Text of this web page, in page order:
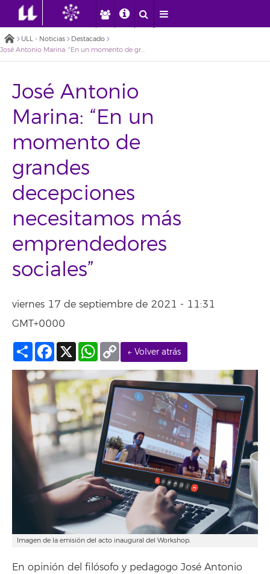
ULL - Noticias
Destacado
José Antonio Marina: “En un momento de grandes decepciones necesitamos más emprendedores sociales”
José Antonio
Marina: “En un
momento de
grandes
decepciones
necesitamos más
emprendedores
sociales”
viernes 17 de septiembre de 2021 - 11:31
GMT+0000
← Volver atrás
Compartir
Facebook
X WhatsApp
Copy
Link
Imagen de la emisión del acto inaugural del Workshop.
En opinión del filósofo y pedagogo José Antonio